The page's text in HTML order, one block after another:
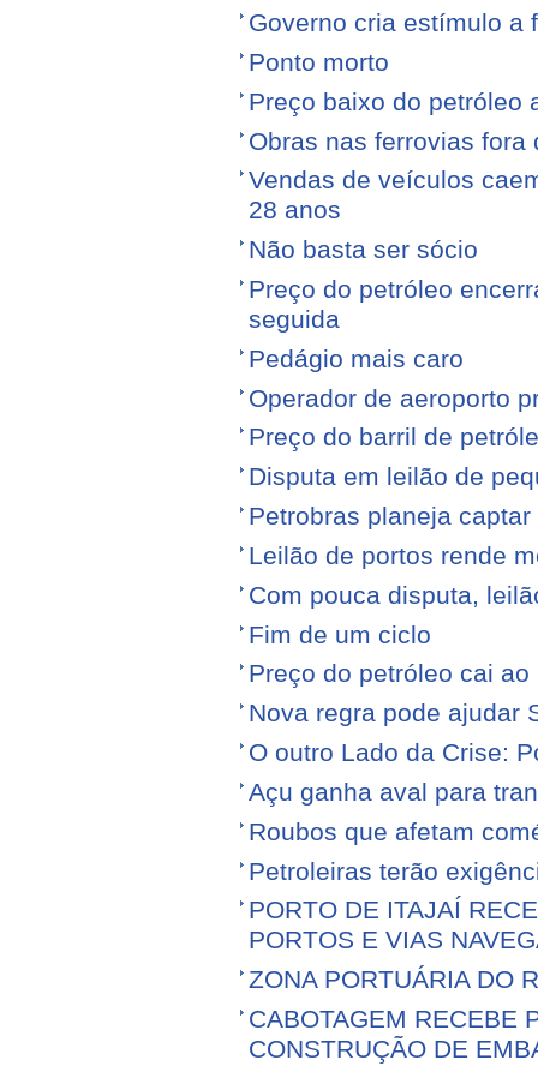
Governo cria estímulo a
Ponto morto
Preço baixo do petróleo
Obras nas ferrovias fora
Vendas de veículos
28 anos
Não basta ser sócio
Preço do petróleo
seguida
Pedágio mais caro
Operador de aeroporto
Preço do barril de
Disputa em leilão de
Petrobras planeja
Leilão de portos rende
Com pouca disputa,
Fim de um ciclo
Preço do petróleo cai
Nova regra pode ajudar
O outro Lado da Crise:
Açu ganha aval para
Roubos que afetam
Petroleiras terão
PORTO DE ITAJAÍ
PORTOS E VIAS
ZONA PORTUÁRIA DO
CABOTAGEM RECEBE
CONSTRUÇÃO DE